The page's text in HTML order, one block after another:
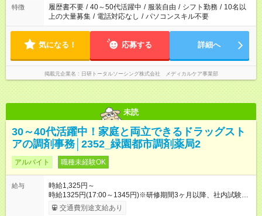
特徴 履歴書不要 / 40～50代活躍中 / 服装自由 / シフト勤務 / 10名以
上の大量募集 / 電話対応なし / パソコンスキル不要
気になる！ 応募する 詳細へ
掲載元企業名 日研トータルソーシング株式会社 メディカルケア事業部
未読
30～40代活躍中！家庭と両立できるドラッグスト
アの調剤事務│2352_緑園都市調剤薬局2
アルバイト 職種未経験OK
給与
時給1,325円～
時給1325円(17:00～1345円)※研修期間3ヶ月以降、社内試験に
よる更新判定あり 社内試験合格後、時給＋50～100円の昇給あ
り （大学生は＋20円） 試用期間あり：入社日から3ヶ月間／本
交通費別途支給あり